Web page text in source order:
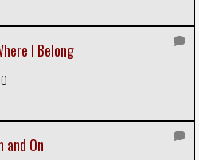
I Belong
and On